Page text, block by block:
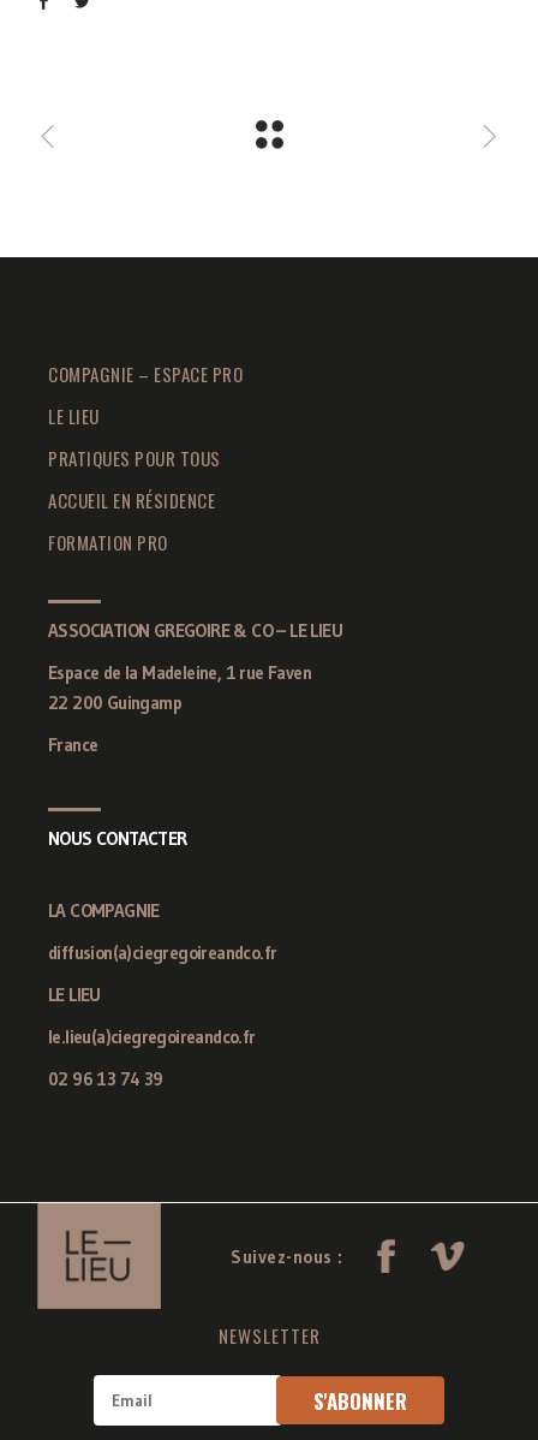
COMPAGNIE – ESPACE PRO
LE LIEU
PRATIQUES POUR TOUS
ACCUEIL EN RÉSIDENCE
FORMATION PRO
ASSOCIATION GREGOIRE & CO – LE LIEU
Espace de la Madeleine, 1 rue Faven
22 200 Guingamp
France
NOUS CONTACTER
LA COMPAGNIE
diffusion(a)ciegregoireandco.fr
LE LIEU
le.lieu(a)ciegregoireandco.fr
02 96 13 74 39
Suivez-nous :
NEWSLETTER